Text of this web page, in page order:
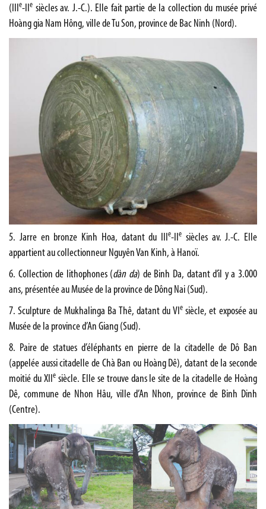
(IIIe-IIe siècles av. J.-C.). Elle fait partie de la collection du musée privé
Hoàng gia Nam Hông, ville de Tu Son, province de Bac Ninh (Nord).
5. Jarre en bronze Kinh Hoa, datant du IIIe-IIe siècles av. J.-C. Elle
appartient au collectionneur Nguyên Van Kinh, à Hanoï.
6. Collection de lithophones (dàn da) de Binh Da, datant d’il y a 3.000
ans, présentée au Musée de la province de Dông Nai (Sud).
7. Sculpture de Mukhalinga Ba Thê, datant du VIesiècle, et exposée au
Musée de la province d’An Giang (Sud).
8. Paire de statues d’éléphants en pierre de la citadelle de Dô Ban
(appelée aussi citadelle de Chà Ban ou Hoàng Dê), datant de la seconde
moitié du XIIesiècle. Elle se trouve dans le site de la citadelle de Hoàng
Dê, commune de Nhon Hâu, ville d’An Nhon, province de Binh Dinh
(Centre).